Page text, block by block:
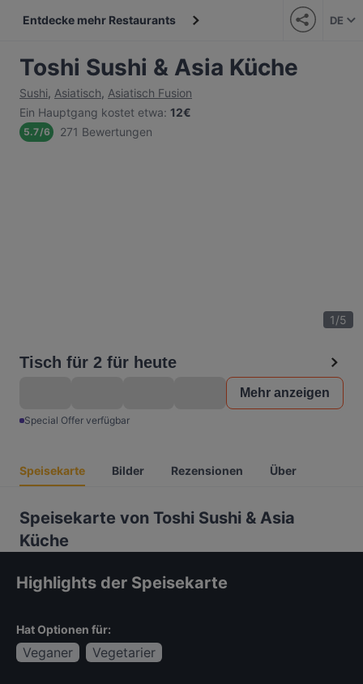
Entdecke mehr Restaurants DE
Toshi Sushi & Asia Küche
Sushi, Asiatisch, Asiatisch Fusion
Ein Hauptgang kostet etwa: 12€
5.7/6 271 Bewertungen
1/5
Tisch für 2 für heute
Mehr anzeigen
Special Offer verfügbar
Speisekarte Bilder Rezensionen Über
Speisekarte von Toshi Sushi & Asia
Küche
Highlights der Speisekarte
Hat Optionen für:
Veganer Vegetarier